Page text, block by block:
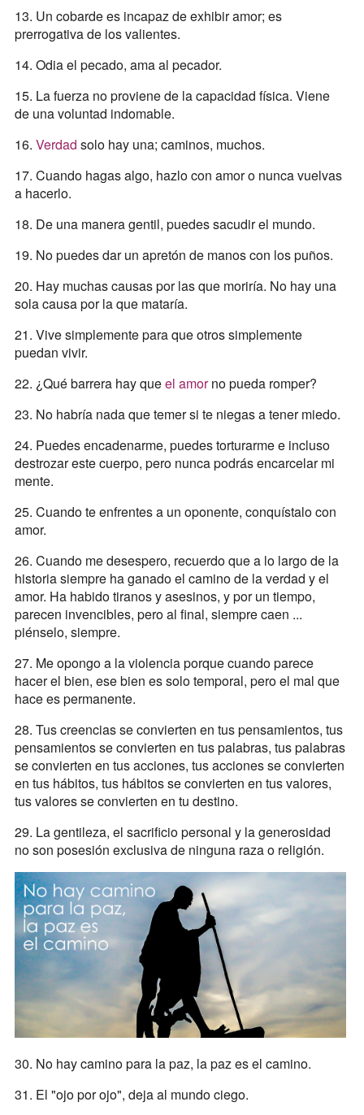
13. Un cobarde es incapaz de exhibir amor; es
prerrogativa de los valientes.
14. Odia el pecado, ama al pecador.
15. La fuerza no proviene de la capacidad física. Viene
de una voluntad indomable.
16. Verdad solo hay una; caminos, muchos.
17. Cuando hagas algo, hazlo con amor o nunca vuelvas
a hacerlo.
18. De una manera gentil, puedes sacudir el mundo.
19. No puedes dar un apretón de manos con los puños.
20. Hay muchas causas por las que moriría. No hay una
sola causa por la que mataría.
21. Vive simplemente para que otros simplemente
puedan vivir.
22. ¿Qué barrera hay queel amorno pueda romper?
23. No habría nada que temer si te niegas a tener miedo.
24. Puedes encadenarme, puedes torturarme e incluso
destrozar este cuerpo, pero nunca podrás encarcelar mi
mente.
25. Cuando te enfrentes a un oponente, conquístalo con
amor.
26. Cuando me desespero, recuerdo que a lo largo de la
historia siempre ha ganado el camino de la verdad y el
amor. Ha habido tiranos y asesinos, y por un tiempo,
parecen invencibles, pero al final, siempre caen ...
piénselo, siempre.
27. Me opongo a la violencia porque cuando parece
hacer el bien, ese bien es solo temporal, pero el mal que
hace es permanente.
28. Tus creencias se convierten en tus pensamientos, tus
pensamientos se convierten en tus palabras, tus palabras
se convierten en tus acciones, tus acciones se convierten
en tus hábitos, tus hábitos se convierten en tus valores,
tus valores se convierten en tu destino.
29. La gentileza, el sacrificio personal y la generosidad
no son posesión exclusiva de ninguna raza o religión.
30. No hay camino para la paz, la paz es el camino.
31. El "ojo por ojo", deja al mundo ciego.